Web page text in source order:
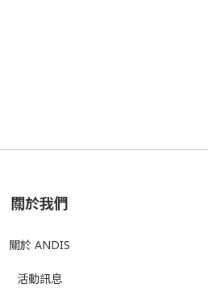
關於我們
關於 ANDIS
活動訊息